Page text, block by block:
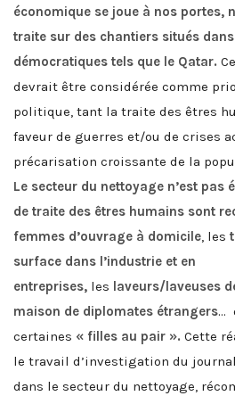
économique se joue à nos portes,
traite sur des chantiers situés
démocratiques tels que le Qatar.
devrait être considérée comme
politique, tant la traite des êtres
faveur de guerres et/ou de crises
précarisation croissante de la
Le secteur du nettoyage n’est pas
de traite des êtres humains sont
femmes d’ouvrage à domicile, les
surface dans l’industrie et en
entreprises, les laveurs/laveuses
maison de diplomates étrangers…
certaines « filles au pair ». Cette
le travail d’investigation du
dans le secteur du nettoyage,